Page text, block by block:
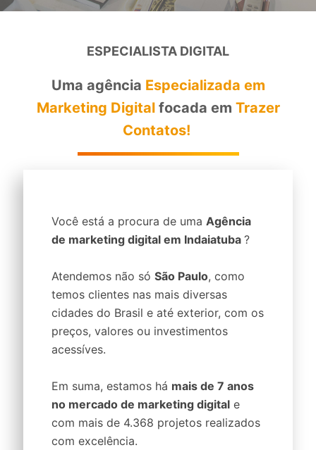
ESPECIALISTA DIGITAL
Uma agência Especializada em
Marketing Digitalfocada em Trazer
Contatos!
Você está a procura de uma Agência
de marketing digital em Indaiatuba ?
Atendemos não só São Paulo, como
temos clientes nas mais diversas
cidades do Brasil e até exterior, com os
preços, valores ou investimentos
acessíves.
Em suma, estamos há mais de 7 anos
no mercado de marketing digital e
com mais de 4.368 projetos realizados
com excelência.